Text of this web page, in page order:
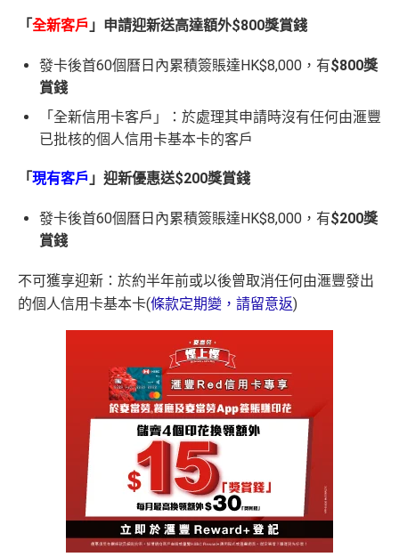
「全新客戶 」申請迎新送高達額外$800獎賞錢
發卡後首60個曆日內累積簽賬達HK$8,000，有$800獎
賞錢
「全新信用卡客戶」：於處理其申請時沒有任何由滙豐
已批核的個人信用卡基本卡的客戶
「現有客戶 」迎新優惠送$200獎賞錢
發卡後首60個曆日內累積簽賬達HK$8,000，有$200獎
賞錢
不可獲享迎新：於約半年前或以後曾取消任何由滙豐發出
的個人信用卡基本卡(條款定期變，請留意返)